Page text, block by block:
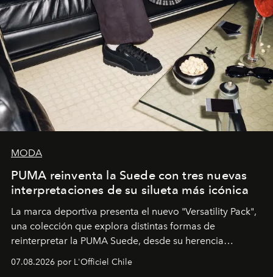
MODA
PUMA reinventa la Suede con tres nuevas
interpretaciones de su silueta más icónica
La marca deportiva presenta el nuevo "Versatility Pack",
una colección que explora distintas formas de
reinterpretar la PUMA Suede, desde su herencia
deportiva hasta una mirada moderna inspirada en el
diseño y el universo outdoor.
07.08.2026 por L'Officiel Chile